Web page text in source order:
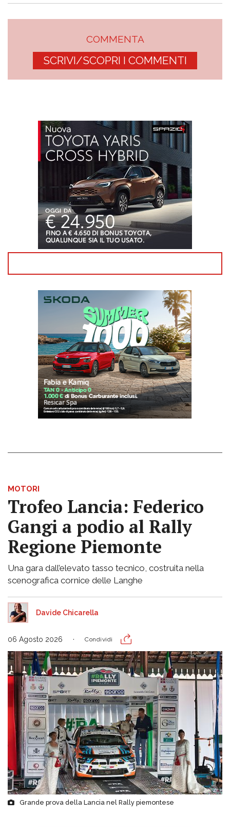
COMMENTA
SCRIVI/SCOPRI I COMMENTI
MOTORI
Trofeo Lancia: Federico
Gangi a podio al Rally
Regione Piemonte
Una gara dall’elevato tasso tecnico, costruita nella
scenografica cornice delle Langhe
Davide Chicarella
06 Agosto 2026 Condividi
Grande prova della Lancia nel Rally piemontese